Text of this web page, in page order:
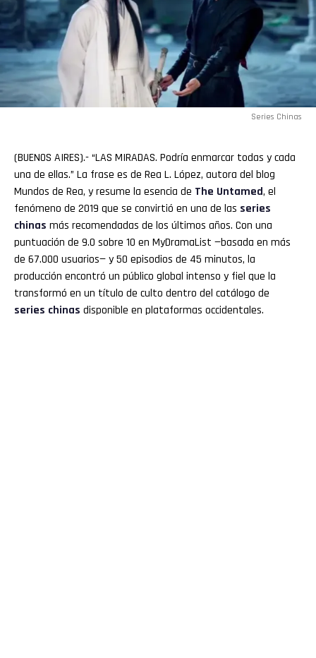
Series Chinas
(BUENOS AIRES).- “LAS MIRADAS. Podría enmarcar todas y cada
una de ellas.” La frase es de Rea L. López, autora del blog
Mundos de Rea, y resume la esencia de The Untamed, el
fenómeno de 2019 que se convirtió en una de las series
chinas más recomendadas de los últimos años. Con una
puntuación de 9.0 sobre 10 en MyDramaList —basada en más
de 67.000 usuarios— y 50 episodios de 45 minutos, la
producción encontró un público global intenso y fiel que la
transformó en un título de culto dentro del catálogo de
series chinas disponible en plataformas occidentales.